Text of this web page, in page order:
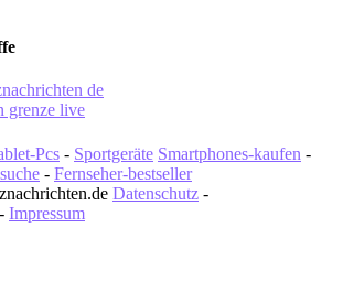
de
grenze live
Pcs - Sportgeräte Smartphones-kaufen -
- Fernseher-bestseller
Datenschutz -
- Impressum